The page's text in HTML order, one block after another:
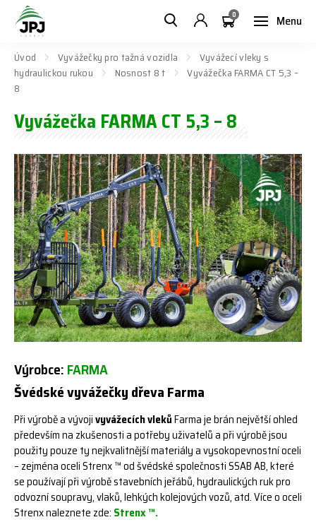
Menu
0
Úvod Vyvážečky pro tažná vozidla
Vyvážecí vleky s
hydraulickou rukou
Nosnost 8 t
Vyvážečka FARMA CT 5,3 –
8
Vyvážečka FARMA CT 5,3 – 8
Výrobce:FARMA
Švédské vyvážečky dřeva Farma
Při výrobě a vývojivyvážecích vlekůFarma je brán největší ohled
především na zkušenosti a potřeby uživatelů a při výrobě jsou
použity pouze ty nejkvalitnější materiály a vysokopevnostní oceli
– zejména oceli Strenx ™ od švédské společnosti SSAB AB, které
se používají při výrobě stavebních jeřábů, hydraulických ruk pro
odvozní soupravy, vlaků, lehkých kolejových vozů, atd. Více o oceli
Strenx naleznete zde: Strenx ™.